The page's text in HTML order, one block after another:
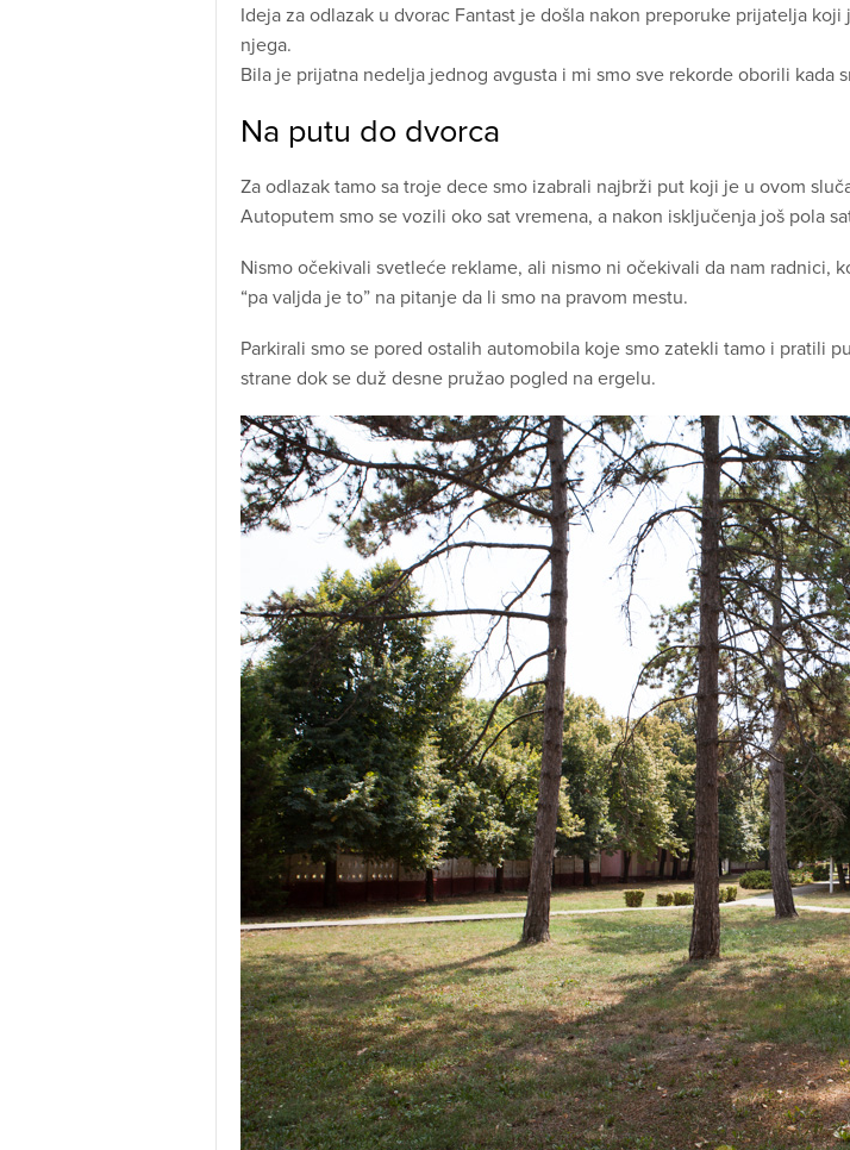
Ideja za odlazak u dvorac Fantast je došla nakon preporuke prijatelja
njega.
Bila je prijatna nedelja jednog avgusta i mi smo sve rekorde oborili kada
Na putu do dvorca
Za odlazak tamo sa troje dece smo izabrali najbrži put koji je u ovom
Autoputem smo se vozili oko sat vremena, a nakon isključenja još pola
Nismo očekivali svetleće reklame, ali nismo ni očekivali da nam radnici,
“pa valjda je to” na pitanje da li smo na pravom mestu.
Parkirali smo se pored ostalih automobila koje smo zatekli tamo i pratili
strane dok se duž desne pružao pogled na ergelu.